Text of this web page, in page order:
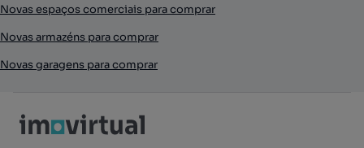
Novas espaços comerciais para comprar
Novas armazéns para comprar
Novas garagens para comprar